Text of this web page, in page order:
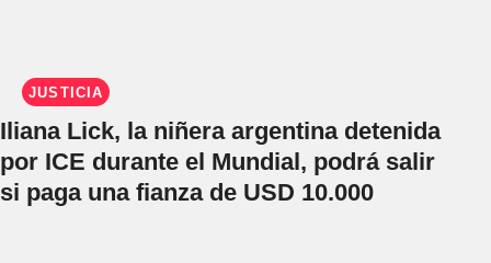
JUSTICIA
Iliana Lick, la niñera argentina detenida
por ICE durante el Mundial, podrá salir
si paga una fianza de USD 10.000